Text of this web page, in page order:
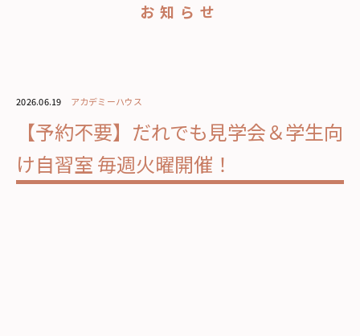
お知らせ
2026.06.19 アカデミーハウス
【予約不要】だれでも見学会＆学生向
け自習室 毎週火曜開催！